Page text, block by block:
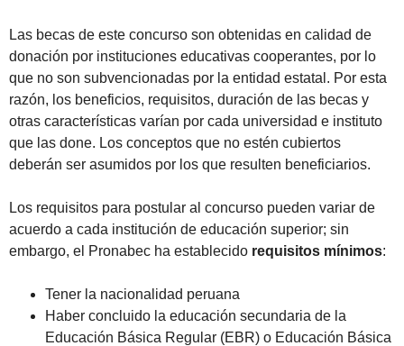
Las becas de este concurso son obtenidas en calidad de
donación por instituciones educativas cooperantes, por lo
que no son subvencionadas por la entidad estatal. Por esta
razón, los beneficios, requisitos, duración de las becas y
otras características varían por cada universidad e instituto
que las done. Los conceptos que no estén cubiertos
deberán ser asumidos por los que resulten beneficiarios.
Los requisitos para postular al concurso pueden variar de
acuerdo a cada institución de educación superior; sin
embargo, el Pronabec ha establecido requisitos mínimos:
Tener la nacionalidad peruana
Haber concluido la educación secundaria de la
Educación Básica Regular (EBR) o Educación Básica